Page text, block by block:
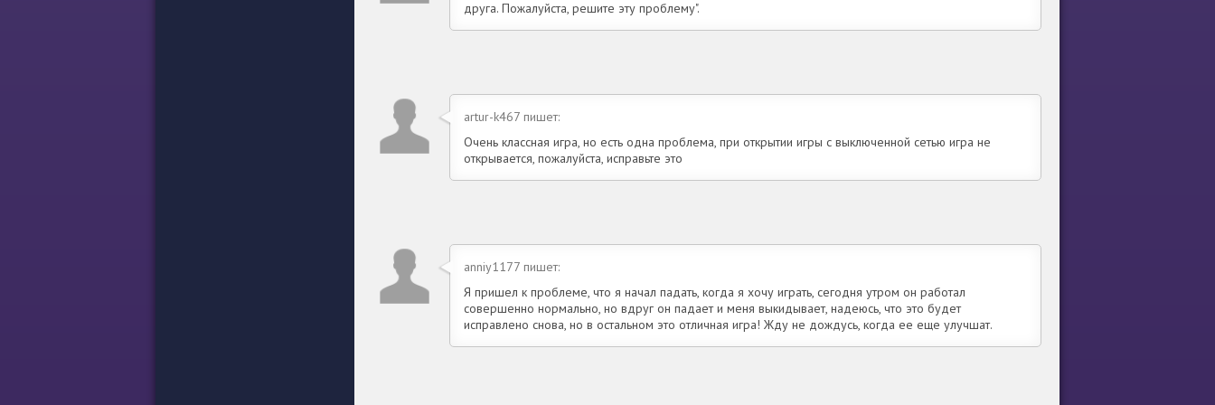
друга. Пожалуйста, решите эту проблему".
artur-k467 пишет:
Очень классная игра, но есть одна проблема, при открытии игры с выключенной сетью игра не
открывается, пожалуйста, исправьте это
anniy1177 пишет:
Я пришел к проблеме, что я начал падать, когда я хочу играть, сегодня утром он работал
совершенно нормально, но вдруг он падает и меня выкидывает, надеюсь, что это будет
исправлено снова, но в остальном это отличная игра! Жду не дождусь, когда ее еще улучшат.